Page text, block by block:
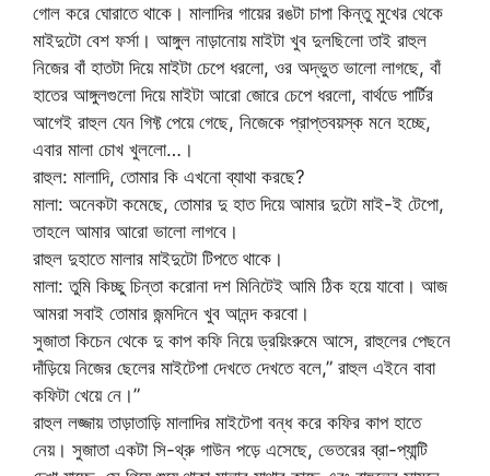
গোল করে ঘোরাতে থাকে। মালাদির গায়ের রঙটা চাপা কিন্তু মুখের থেকে
মাইদুটো বেশ ফর্সা। আঙ্গুল নাড়ানোয় মাইটা খুব দুলছিলো তাই রাহুল
নিজের বাঁ হাতটা দিয়ে মাইটা চেপে ধরলো, ওর অদ্ভুত ভালো লাগছে, বাঁ
হাতের আঙ্গুলগুলো দিয়ে মাইটা আরো জোরে চেপে ধরলো, বার্থডে পার্টির
আগেই রাহুল যেন গিফ্ট পেয়ে গেছে, নিজেকে প্রাপ্তবয়স্ক মনে হচ্ছে,
এবার মালা চোখ খুললো…।
রাহুল: মালাদি, তোমার কি এখনো ব্যাথা করছে?
মালা: অনেকটা কমেছে, তোমার দু হাত দিয়ে আমার দুটো মাই-ই টেপো,
তাহলে আমার আরো ভালো লাগবে।
রাহুল দুহাতে মালার মাইদুটো টিপতে থাকে।
মালা: তুমি কিচ্ছু চিন্তা করোনা দশ মিনিটেই আমি ঠিক হয়ে যাবো। আজ
আমরা সবাই তোমার জন্মদিনে খুব আনন্দ করবো।
সুজাতা কিচেন থেকে দু কাপ কফি নিয়ে ড্রয়িংরুমে আসে, রাহুলের পেছনে
দাঁড়িয়ে নিজের ছেলের মাইটেপা দেখতে দেখতে বলে,” রাহুল এইনে বাবা
কফিটা খেয়ে নে।”
রাহুল লজ্জায় তাড়াতাড়ি মালাদির মাইটেপা বন্ধ করে কফির কাপ হাতে
নেয়। সুজাতা একটা সি-থ্রু গাউন পড়ে এসেছে, ভেতরের ব্রা-প্যান্টি